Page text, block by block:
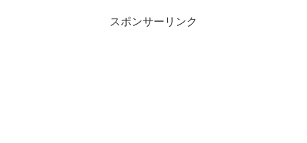
スポンサーリンク